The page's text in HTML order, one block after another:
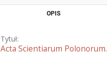
OPIS
Tytuł:
Acta Scientiarum